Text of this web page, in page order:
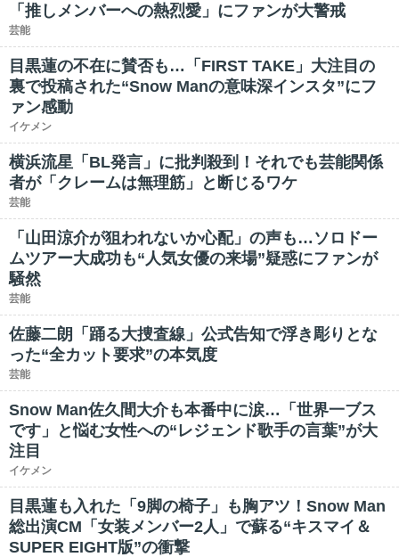
「推しメンバーへの熱烈愛」にファンが大警戒
芸能
目黒蓮の不在に賛否も…「FIRST TAKE」大注目の
裏で投稿された“Snow Manの意味深インスタ”にフ
ァン感動
イケメン
横浜流星「BL発言」に批判殺到！それでも芸能関係
者が「クレームは無理筋」と断じるワケ
芸能
「山田涼介が狙われないか心配」の声も…ソロドー
ムツアー大成功も“人気女優の来場”疑惑にファンが
騒然
芸能
佐藤二朗「踊る大捜査線」公式告知で浮き彫りとな
った“全カット要求”の本気度
芸能
Snow Man佐久間大介も本番中に涙…「世界一ブス
です」と悩む女性への“レジェンド歌手の言葉”が大
注目
イケメン
目黒蓮も入れた「9脚の椅子」も胸アツ！Snow Man
総出演CM「女装メンバー2人」で蘇る“キスマイ＆
SUPER EIGHT版”の衝撃